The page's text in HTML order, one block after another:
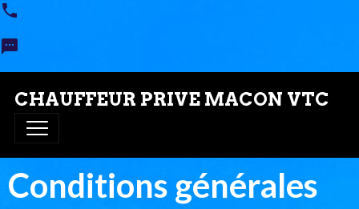
CHAUFFEUR PRIVE MACON VTC
Conditions générales